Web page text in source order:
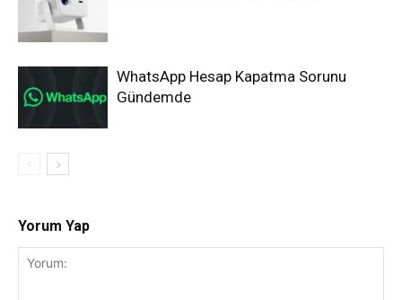
WhatsApp Hesap Kapatma Sorunu
Gündemde
Yorum Yap